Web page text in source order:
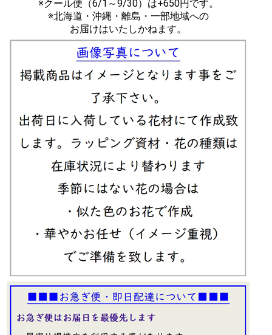
※クール便（6/1～9/30）は+650円です。
※北海道・沖縄・離島・一部地域への
お届けはいたしかねます。